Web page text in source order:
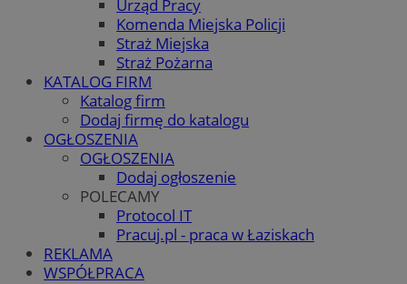
Urząd Pracy
Komenda Miejska Policji
Straż Miejska
Straż Pożarna
KATALOG FIRM
Katalog firm
Dodaj firmę do katalogu
OGŁOSZENIA
OGŁOSZENIA
Dodaj ogłoszenie
POLECAMY
Protocol IT
Pracuj.pl - praca w Łaziskach
REKLAMA
WSPÓŁPRACA